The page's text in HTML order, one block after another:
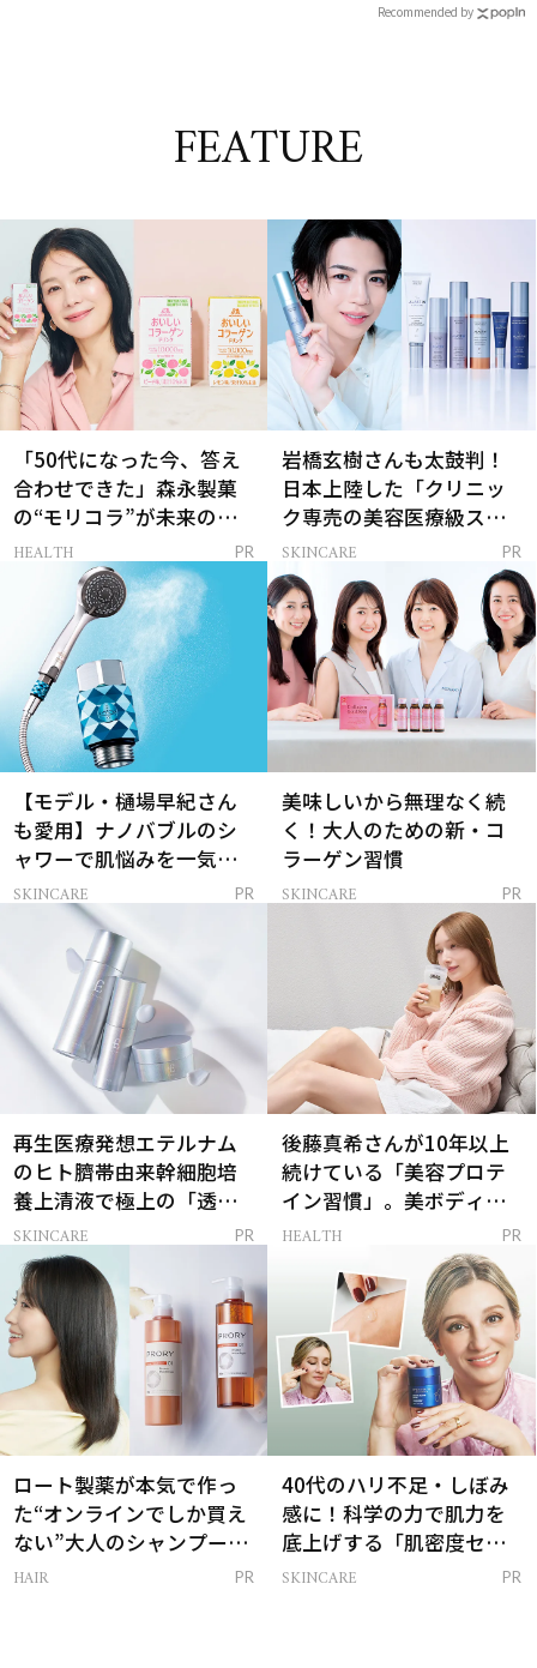
Recommended by
FEATURE
「50代になった今、答え
合わせできた」森永製菓
の“モリコラ”が未来のキ
レイを連れてくる！
HEALTH PR
岩橋玄樹さんも太鼓判！
日本上陸した「クリニッ
ク専売の美容医療級スキ
ンケア」
SKINCARE PR
【モデル・樋場早紀さん
も愛用】ナノバブルのシ
ャワーで肌悩みを一気に
解決
SKINCARE PR
美味しいから無理なく続
く！大人のための新・コ
ラーゲン習慣
SKINCARE PR
再生医療発想エテルナム
のヒト臍帯由来幹細胞培
養上清液で極上の「透明
感ハリ肌」へ
SKINCARE PR
後藤真希さんが10年以上
続けている「美容プロテ
イン習慣」。美ボディを
支える朝ルーティンと
HEALTH PR
ロート製薬が本気で作っ
た“オンラインでしか買え
ない”大人のシャンプー＆
トリートメントって？
HAIR PR
40代のハリ不足・しぼみ
感に！科学の力で肌力を
底上げする「肌密度セラ
ム」
SKINCARE PR